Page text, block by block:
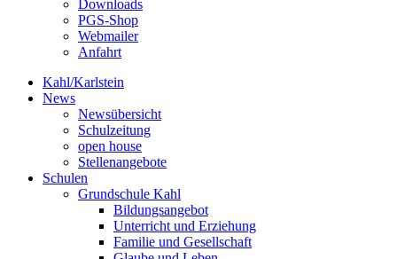
Downloads
PGS-Shop
Webmailer
Anfahrt
Kahl/Karlstein
News
Newsübersicht
Schulzeitung
open house
Stellenangebote
Schulen
Grundschule Kahl
Bildungsangebot
Unterricht und Erziehung
Familie und Gesellschaft